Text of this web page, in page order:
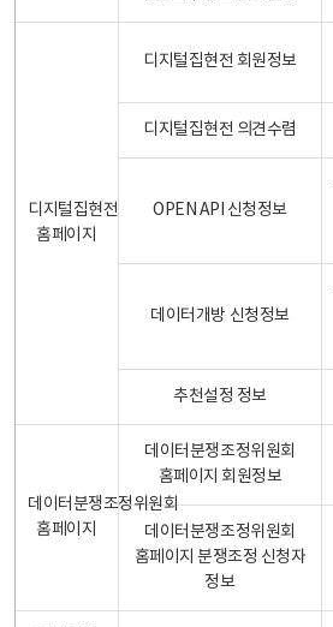
디지털집현전
홈페이지
디지털집현전 회원정보
디지털집현전 의견수렴
OPEN API 신청정보
데이터개방 신청정보
추천설정 정보
데이터분쟁조정위원회
홈페이지
데이터분쟁조정위원회
홈페이지 회원정보
데이터분쟁조정위원회
홈페이지 분쟁조정 신청자
정보